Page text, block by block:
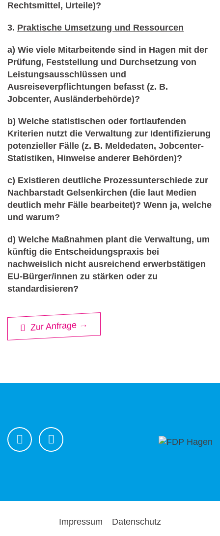
Rechtsmittel, Urteile)?
3. Praktische Umsetzung und Ressourcen
a) Wie viele Mitarbeitende sind in Hagen mit der
Prüfung, Feststellung und Durchsetzung von
Leistungsausschlüssen und
Ausreiseverpflichtungen befasst (z. B.
Jobcenter, Ausländerbehörde)?
b) Welche statistischen oder fortlaufenden
Kriterien nutzt die Verwaltung zur Identifizierung
potenzieller Fälle (z. B. Meldedaten, Jobcenter-
Statistiken, Hinweise anderer Behörden)?
c) Existieren deutliche Prozessunterschiede zur
Nachbarstadt Gelsenkirchen (die laut Medien
deutlich mehr Fälle bearbeitet)? Wenn ja, welche
und warum?
d) Welche Maßnahmen plant die Verwaltung, um
künftig die Entscheidungspraxis bei
nachweislich nicht ausreichend erwerbstätigen
EU-Bürger/innen zu stärken oder zu
standardisieren?
Zur Anfrage →
Impressum Datenschutz